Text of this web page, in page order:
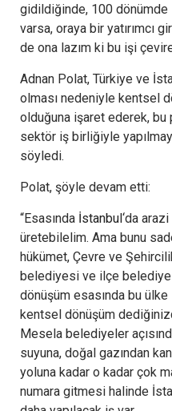
gidildiğinde, 100
varsa, oraya bir yatırımcı
de ona lazım ki bu işi
Adnan Polat, Türkiye ve
olması nedeniyle kentsel
olduğuna işaret ederek,
sektör iş birliğiyle
söyledi.
Polat, şöyle devam etti:
“Esasında İstanbul‘da
üretebilelim. Ama bunu
hükümet, Çevre ve
belediyesi ve ilçe
dönüşüm esasında bu
kentsel dönüşüm
Mesela belediyeler
suyuna, doğal gazından
yoluna kadar o kadar çok
numara gitmesi halinde